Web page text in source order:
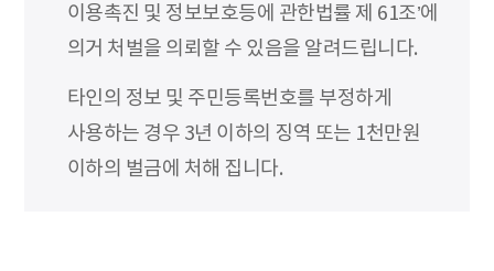
이용촉진 및 정보보호등에 관한법률 제 61조’에
의거 처벌을 의뢰할 수 있음을 알려드립니다.
타인의 정보 및 주민등록번호를 부정하게
사용하는 경우 3년 이하의 징역 또는 1천만원
이하의 벌금에 처해 집니다.